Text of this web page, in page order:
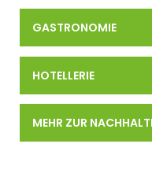
GASTRONOMIE
HOTELLERIE
MEHR ZUR